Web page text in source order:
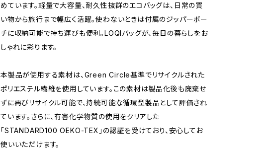
めています。軽量で大容量、耐久性抜群のエコバッグは、日常の買
い物から旅行まで幅広く活躍。使わないときは付属のジッパーポー
チに収納可能で持ち運びも便利。LOQIバッグが、毎日の暮らしをお
しゃれに彩ります。
本製品が使用する素材は、Green Circle基準でリサイクルされた
ポリエステル繊維を使用しています。この素材は製品化後も廃棄せ
ずに再びリサイクル可能で、持続可能な循環型製品として評価され
ています。さらに、有害化学物質の使用をクリアした
「STANDARD100 OEKO-TEX」の認証を受けており、安心してお
使いいただけます。